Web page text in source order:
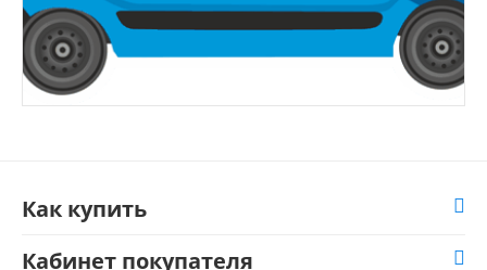
Как купить
Кабинет покупателя